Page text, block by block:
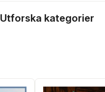
Utforska kategorier